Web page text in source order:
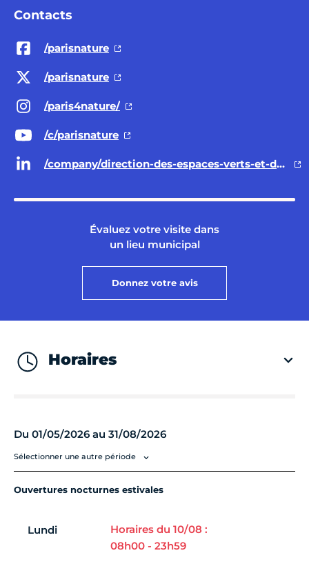
Contacts
/parisnature
/parisnature
/paris4nature/
/c/parisnature
/company/direction-des-espaces-verts-et-de-l-environnement-ville-de-paris/
Évaluez votre visite dans
un lieu municipal
Donnez votre avis
Horaires
Du 01/05/2026 au 31/08/2026
Sélectionner une autre période
Ouvertures nocturnes estivales
Lundi
Horaires du 10/08 :
08h00 - 23h59